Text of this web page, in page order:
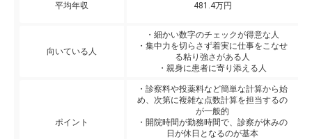
平均年収 481.4万円
向いている人
・細かい数字のチェックが得意な人
・集中力を切らさず着実に仕事をこなせ
る粘り強さがある人
・親身に患者に寄り添える人
ポイント
・診察料や投薬料など簡単な計算から始
め、次第に複雑な点数計算を担当するの
が一般的
・開院時間が勤務時間で、診察が休みの
日が休日となるのが基本